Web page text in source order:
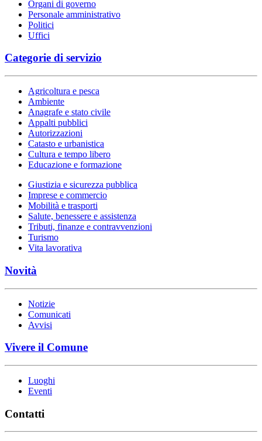
Organi di governo
Personale amministrativo
Politici
Uffici
Categorie di servizio
Agricoltura e pesca
Ambiente
Anagrafe e stato civile
Appalti pubblici
Autorizzazioni
Catasto e urbanistica
Cultura e tempo libero
Educazione e formazione
Giustizia e sicurezza pubblica
Imprese e commercio
Mobilità e trasporti
Salute, benessere e assistenza
Tributi, finanze e contravvenzioni
Turismo
Vita lavorativa
Novità
Notizie
Comunicati
Avvisi
Vivere il Comune
Luoghi
Eventi
Contatti